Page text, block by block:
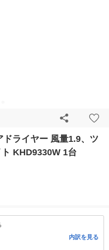
ライヤー 風量1.9、ツ
KHD9330W 1台
内訳を見る